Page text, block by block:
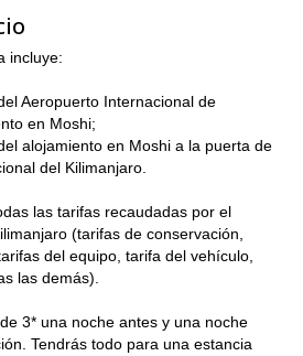
tanto para principiantes como para
¡Mientras estés en forma y
deberías estar más que bien!
ahora para reservar tu lugar en
Estaré encantado de guiarte.
para más aventuras
incluye:
Aeropuerto Internacional de
en Moshi;
alojamiento en Moshi a la puerta de
del Kilimanjaro.
las tarifas recaudadas por el
(tarifas de conservación,
del equipo, tarifa del vehículo,
las demás).
3* una noche antes y una noche
Tendrás todo para una estancia